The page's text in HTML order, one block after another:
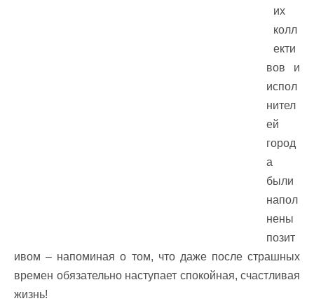
их
колл
екти
вов и
испол
нител
ей
город
а
были
напол
нены
позит
ивом – напоминая о том, что даже после страшных
времен обязательно наступает спокойная, счастливая
жизнь!